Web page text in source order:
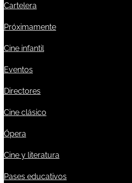
Cartelera
Próximamente
Cine infantil
Eventos
Directores
Cine clásico
Ópera
Cine y literatura
Pases educativos